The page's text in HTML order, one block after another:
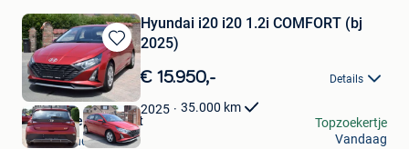
Bewaren
in
Mijn
Favorieten
Hyundai i20 i20 1.2i COMFORT (bj
2025)
€ 15.950,- Details
2025 35.000 km
Garage Ceurstemont
Sint-Amands
Topzoekertje
Vandaag